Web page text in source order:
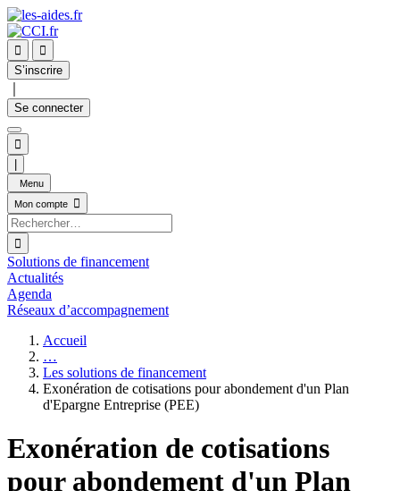


S’inscrire
Se connecter

Menu
Mon compte


Solutions de financement
Actualités
Agenda
Réseaux d’accompagnement
Accueil
…
Les solutions de financement
Exonération de cotisations pour abondement d'un Plan
d'Epargne Entreprise (PEE)
Exonération de cotisations
pour abondement d'un Plan